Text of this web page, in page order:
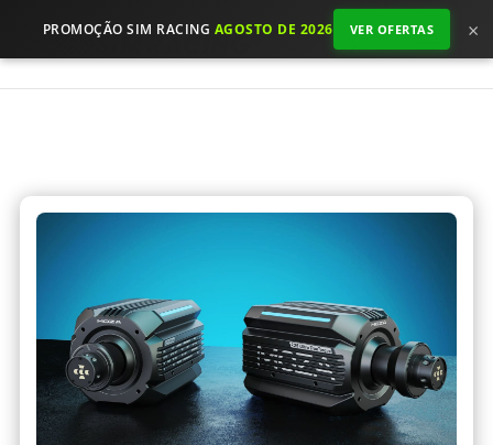
PROMOÇÃO SIM RACING AGOSTO DE 2026 VER OFERTAS ×